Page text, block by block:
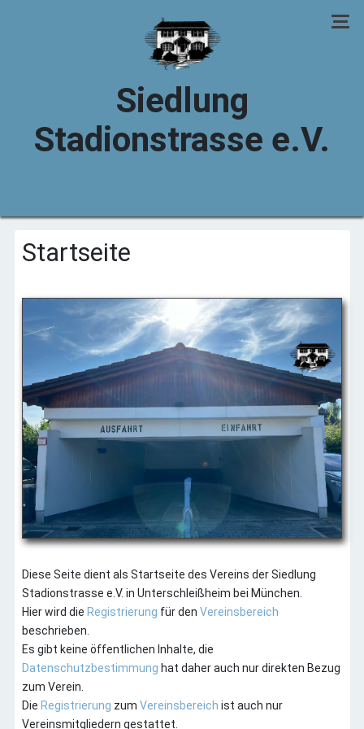
Siedlung
Stadionstrasse e.V.
Startseite
Impressum
Datenschutz
Startseite
Diese Seite dient als Startseite des Vereins der Siedlung
Stadionstrasse e.V. in Unterschleißheim bei München.
Hier wird die Registrierung für denVereinsbereich
beschrieben.
Es gibt keine öffentlichen Inhalte, die
Datenschutzbestimmung hat daher auch nur direkten Bezug
zum Verein.
Die Registrierung zumVereinsbereich ist auch nur
Vereinsmitgliedern gestattet.